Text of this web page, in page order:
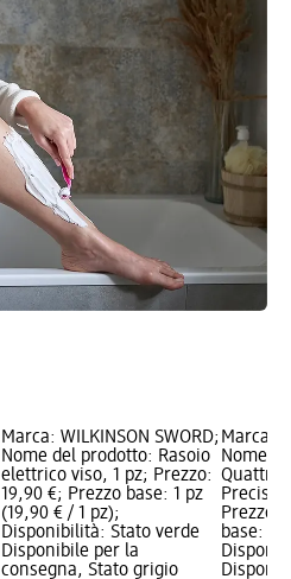
Marca: WILKINSON SWORD;
Nome del prodotto: Rasoio
elettrico viso, 1 pz; Prezzo:
19,90 €; Prezzo base: 1 pz
(19,90 € / 1 pz);
Disponibilità: Stato verde
Disponibile per la
consegna, Stato grigio
Marca:
Nome
Quattro
Prezzo:
base: 1